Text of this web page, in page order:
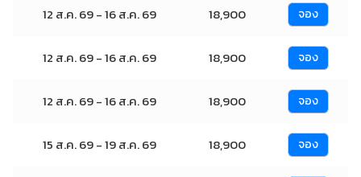
12 ส.ค. 69 - 16 ส.ค. 69 18,900 จอง
12 ส.ค. 69 - 16 ส.ค. 69 18,900 จอง
12 ส.ค. 69 - 16 ส.ค. 69 18,900 จอง
15 ส.ค. 69 - 19 ส.ค. 69 18,900 จอง